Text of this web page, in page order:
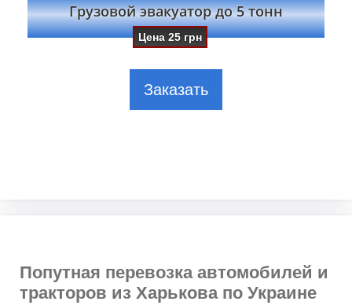
Грузовой эвакуатор до 5 тонн
Цена25 грн
Заказать
Попутная перевозка автомобилей и
тракторов из Харькова по Украине